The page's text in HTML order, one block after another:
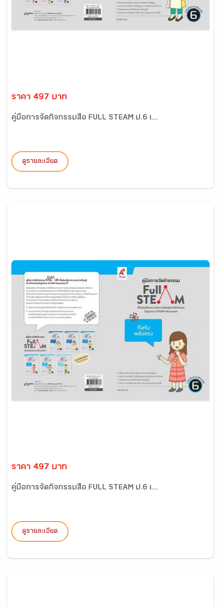
ราคา 497 บาท
คู่มือการจัดกิจกรรมสื่อ FULL STEAM ป.6 เ...
ดูรายละเอียด
ราคา 497 บาท
คู่มือการจัดกิจกรรมสื่อ FULL STEAM ป.6 เ...
ดูรายละเอียด